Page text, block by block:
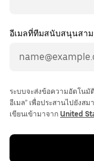
อีเมลที่ทีมสนับสนุนสา
ระบบจะส่งข้อความอัตโนมั
อีเมล” เพื่อประสานไปยังสม
เขียนเข้ามาจาก United